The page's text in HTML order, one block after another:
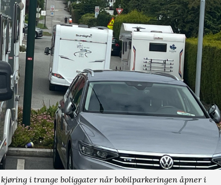
i trange boliggater når bobilparkeringen åpner i